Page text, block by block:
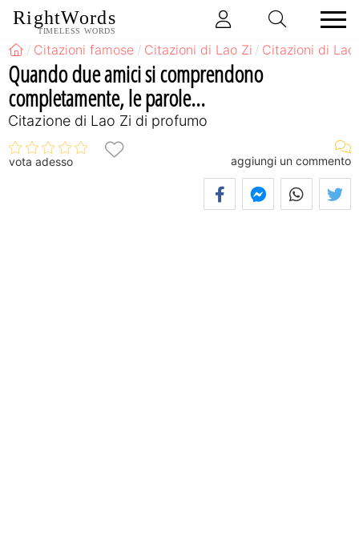
RightWords
TIMELESS WORDS
Citazioni famose Citazioni di Lao Zi Citazioni di
Quando due amici si comprendono
completamente, le parole...
Citazione di Lao Zi di profumo
vota adesso aggiungi un commento